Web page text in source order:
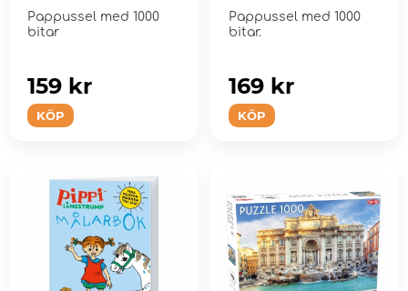
Pappussel med 1000
bitar
KÖP
159 kr
Pappussel med 1000
bitar.
KÖP
169 kr